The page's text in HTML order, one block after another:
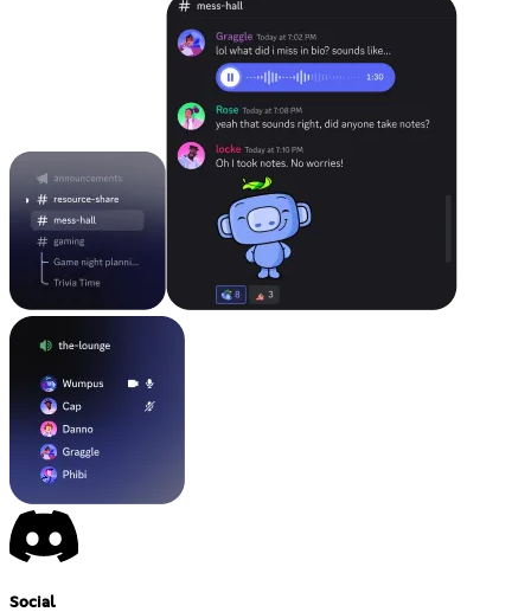
Social